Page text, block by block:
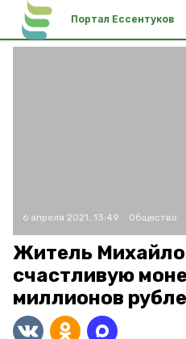
Портал Ессентуков
6 апреля 2021, 13:49 Общество
Житель
счастливую
миллионов